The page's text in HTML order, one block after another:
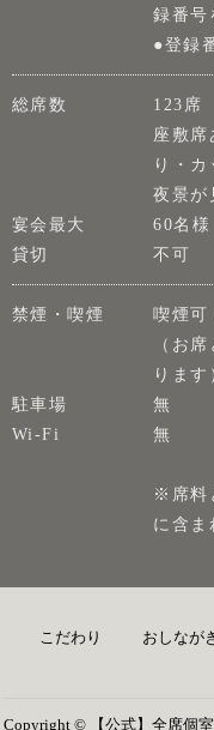
録番号
●登録
総席数
123席
座敷席
り・
夜景が
宴会最大
60名様
貸切
不可
禁煙・喫煙
喫煙可
（お
ります
駐車場
無
Wi-Fi
無
※席料
に含ま
こだわり おしなが
Copyright © 【公式】全席個